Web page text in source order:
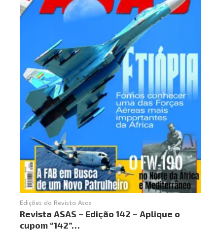
Edições da Revista Asas
Revista ASAS – Edição 142 – Aplique o
cupom “142”…